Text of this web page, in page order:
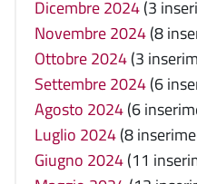
Dicembre 2024(3
Novembre 2024(8
Ottobre 2024(3
Settembre 2024(6
Agosto 2024(6
Luglio 2024(8
Giugno 2024(11